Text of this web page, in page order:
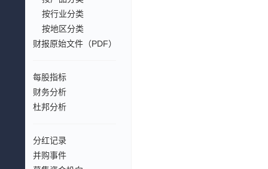
按行业分类
按地区分类
财报原始文件（PDF）
每股指标
财务分析
杜邦分析
分红记录
并购事件